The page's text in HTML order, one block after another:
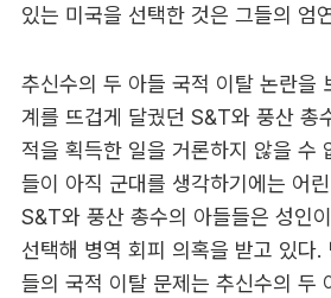
있는 미국을 선택한 것은 그들의 엄
추신수의 두 아들 국적 이탈 논란을
계를 뜨겁게 달궜던 S&T와 풍산 총
적을 획득한 일을 거론하지 않을 수
들이 아직 군대를 생각하기에는 어
S&T와 풍산 총수의 아들들은 성인
선택해 병역 회피 의혹을 받고 있다.
들의 국적 이탈 문제는 추신수의 두